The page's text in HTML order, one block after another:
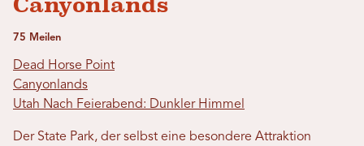
Canyonlands
75 Meilen
Dead Horse Point
Canyonlands
Utah Nach Feierabend: Dunkler Himmel
Der State Park, der selbst eine besondere Attraktion